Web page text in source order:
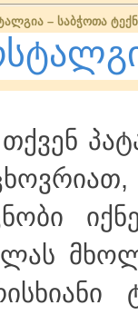
– საბჭოთა